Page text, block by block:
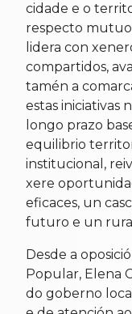
cidade e o
respecto
lidera con
compartidos,
tamén a
estas iniciativas
longo prazo
equilibrio
institucional,
xere
eficaces, un
futuro e un
Desde a
Popular, Elena
do goberno